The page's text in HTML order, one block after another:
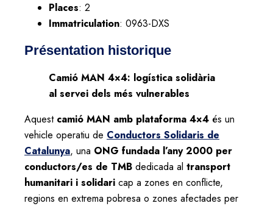
Places: 2
Immatriculation: 0963-DXS
Présentation historique
Camió MAN 4×4: logística solidària
al servei dels més vulnerables
Aquest camió MAN amb plataforma 4×4 és un
vehicle operatiu de Conductors Solidaris de
Catalunya, una ONG fundada l’any 2000 per
conductors/es de TMB dedicada al transport
humanitari i solidari cap a zones en conflicte,
regions en extrema pobresa o zones afectades per